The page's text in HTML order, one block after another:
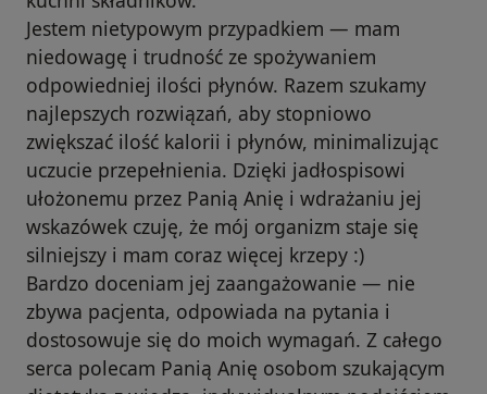
Jestem nietypowym przypadkiem — mam
niedowagę i trudność ze spożywaniem
odpowiedniej ilości płynów. Razem szukamy
najlepszych rozwiązań, aby stopniowo
zwiększać ilość kalorii i płynów, minimalizując
uczucie przepełnienia. Dzięki jadłospisowi
ułożonemu przez Panią Anię i wdrażaniu jej
wskazówek czuję, że mój organizm staje się
silniejszy i mam coraz więcej krzepy :)
Bardzo doceniam jej zaangażowanie — nie
zbywa pacjenta, odpowiada na pytania i
dostosowuje się do moich wymagań. Z całego
serca polecam Panią Anię osobom szukającym